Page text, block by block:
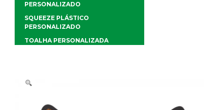
PERSONALIZADO
SQUEEZE PLÁSTICO
PERSONALIZADO
TOALHA PERSONALIZADA